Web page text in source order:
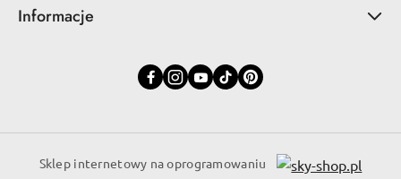
Informacje
Sklep internetowy na oprogramowaniu